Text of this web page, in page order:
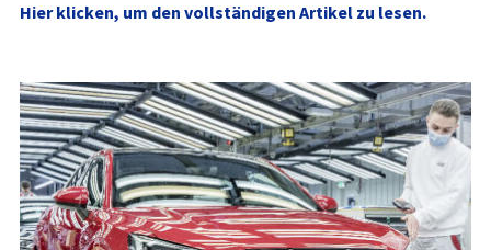
Hier klicken, um den vollständigen Artikel zu lesen.